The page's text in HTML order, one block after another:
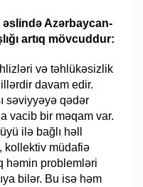
Azərbaycan-
artıq mövcuddur:
və təhlükəsizlik
davam edir.
səviyyəyə qədər
vacib bir məqam var.
ilə bağlı həll
kollektiv müdafiə
həmin problemləri
bilər. Bu isə həm